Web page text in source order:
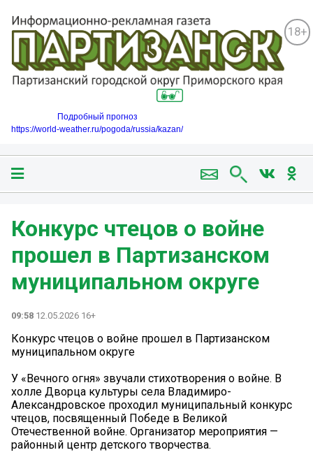
18+
Подробный прогноз
https://world-weather.ru/pogoda/russia/kazan/
Конкурс чтецов о войне
прошел в Партизанском
муниципальном округе
09:58 12.05.2026 16+
Конкурс чтецов о войне прошел в Партизанском
муниципальном округе
У «Вечного огня» звучали стихотворения о войне. В
холле Дворца культуры села Владимиро-
Александровское проходил муниципальный конкурс
чтецов, посвященный Победе в Великой
Отечественной войне. Организатор мероприятия —
районный центр детского творчества.